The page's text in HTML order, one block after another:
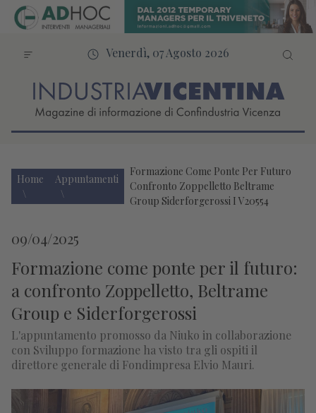
Venerdì, 07 Agosto 2026
Home Appuntamenti
Formazione Come Ponte Per Futuro
Confronto Zoppelletto Beltrame
Group Siderforgerossi I V20554
09/04/2025
Formazione come ponte per il futuro:
a confronto Zoppelletto, Beltrame
Group e Siderforgerossi
L'appuntamento promosso da Niuko in collaborazione
con Sviluppo formazione ha visto tra gli ospiti il
direttore generale di Fondimpresa Elvio Mauri.